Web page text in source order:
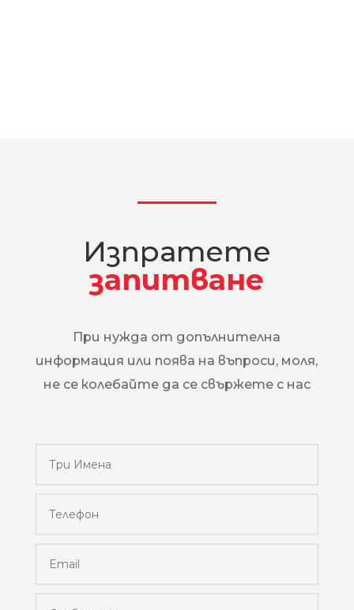
Изпратете
запитване
При нужда от допълнителна
информация или поява на въпроси, моля,
не се колебайте да се свържете с нас